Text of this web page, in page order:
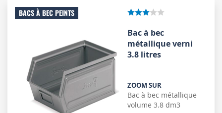
BACS À BEC PEINTS
Bac à bec
métallique verni
3.8 litres
ZOOM SUR
Bac à bec métallique
volume 3.8 dm3